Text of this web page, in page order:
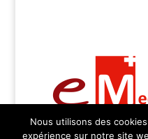
tous
Nous utilisons des
expérience sur notre site